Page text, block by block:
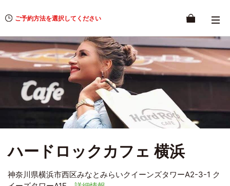
ご予約方法を選択してください
ハードロックカフェ 横浜
神奈川県横浜市西区みなとみらいクイーンズタワーA2-3-1 ク